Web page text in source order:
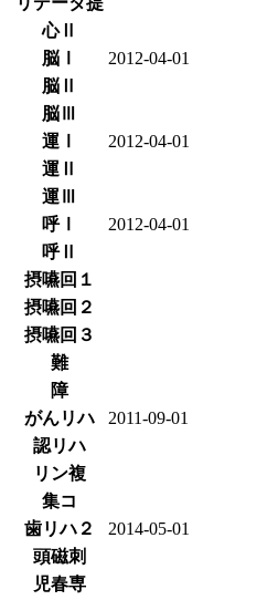
心Ⅱ
脳Ⅰ
2012-04-01
脳Ⅱ
脳Ⅲ
運Ⅰ
2012-04-01
運Ⅱ
運Ⅲ
呼Ⅰ
2012-04-01
呼Ⅱ
摂嚥回１
摂嚥回２
摂嚥回３
難
障
がんリハ
2011-09-01
認リハ
リン複
集コ
歯リハ２
2014-05-01
頭磁刺
児春専